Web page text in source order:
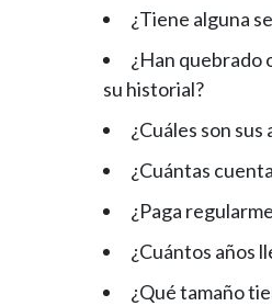
¿Tiene alguna
¿Han quebrado
su historial?
¿Cuáles son
¿Cuántas
¿Paga
¿Cuántos años
¿Qué tamaño